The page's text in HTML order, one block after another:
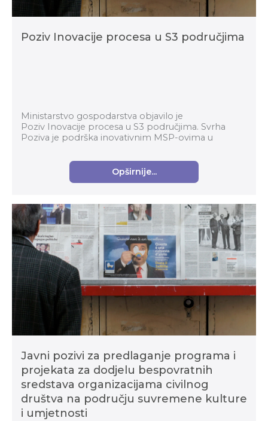
Poziv Inovacije procesa u S3 područjima
Ministarstvo gospodarstva objavilo je
Poziv Inovacije procesa u S3 područjima. Svrha
Poziva je podrška inovativnim MSP-ovima u
inovativnih proizvoda...
Opširnije...
Javni pozivi za predlaganje programa i
projekata za dodjelu bespovratnih
sredstava organizacijama civilnog
društva na području suvremene kulture
i umjetnosti